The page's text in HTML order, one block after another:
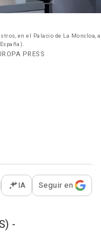
en el Palacio de La Moncloa, a
PRESS
opciones para
IA Seguir en
-